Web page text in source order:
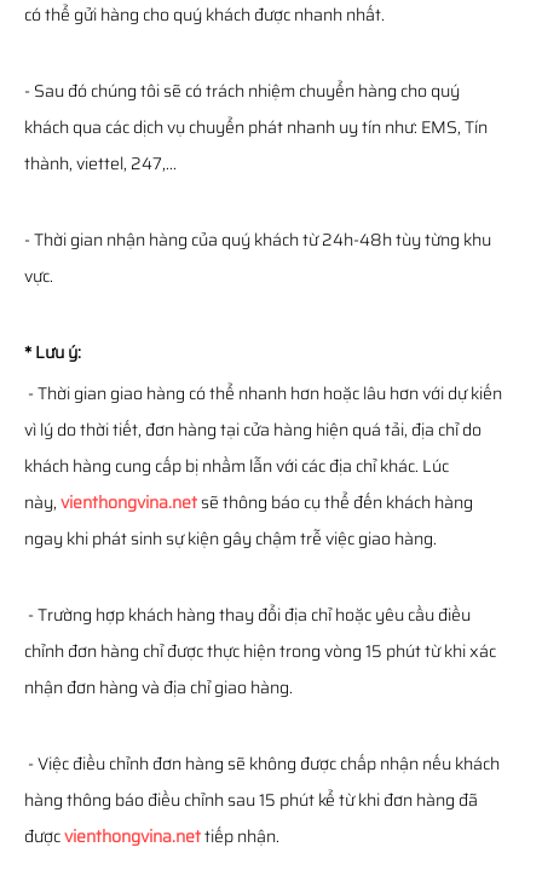
có thể gửi hàng cho quý khách được nhanh nhất.
- Sau đó chúng tôi sẽ có trách nhiệm chuyển hàng cho quý
khách qua các dịch vụ chuyển phát nhanh uy tín như: EMS, Tín
thành, viettel, 247,...
- Thời gian nhận hàng của quý khách từ 24h-48h tùy từng khu
vực.
* Lưu ý:
- Thời gian giao hàng có thể nhanh hơn hoặc lâu hơn với dự kiến
vì lý do thời tiết, đơn hàng tại cửa hàng hiện quá tải, địa chỉ do
khách hàng cung cấp bị nhầm lẫn với các địa chỉ khác. Lúc
này,vienthongvina.netsẽ thông báo cụ thể đến khách hàng
ngay khi phát sinh sự kiện gây chậm trễ việc giao hàng.
- Trường hợp khách hàng thay đổi địa chỉ hoặc yêu cầu điều
chỉnh đơn hàng chỉ được thực hiện trong vòng 15 phút từ khi xác
nhận đơn hàng và địa chỉ giao hàng.
- Việc điều chỉnh đơn hàng sẽ không được chấp nhận nếu khách
hàng thông báo điều chỉnh sau 15 phút kể từ khi đơn hàng đã
đượcvienthongvina.nettiếp nhận.